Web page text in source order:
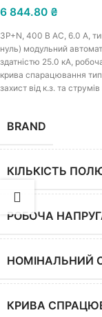
6 844.80 ₴
3Р+N, 400 В АС, 6.0 A,
нуль) модульний
здатністю 25.0 кА,
крива спарацювання
захист від к.з. та
BRAND
КІЛЬКІСТЬ
РОБОЧА
НОМІНАЛЬНИЙ
КРИВА